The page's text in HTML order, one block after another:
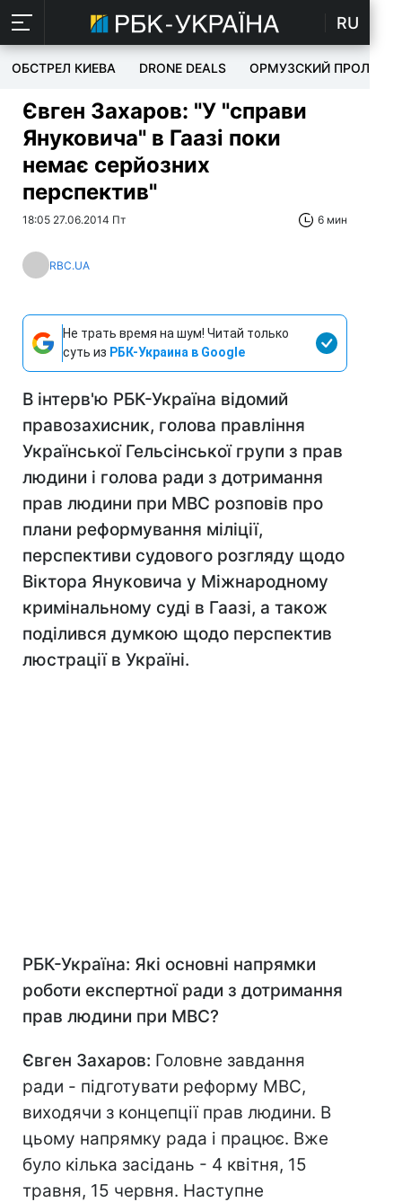
RU
ОБСТРЕЛ КИЕВА DRONE DEALS ОРМУЗСКИЙ ПРОЛИВ
Євген Захаров: "У "справи
Януковича" в Гаазі поки
немає серйозних
перспектив"
18:05 27.06.2014 Пт 6 мин
RBC.UA
Не трать время на шум! Читай только
суть из РБК-Украина в Google
В інтерв'ю РБК-Україна відомий
правозахисник, голова правління
Української Гельсінської групи з прав
людини і голова ради з дотримання
прав людини при МВС розповів про
плани реформування міліції,
перспективи судового розгляду щодо
Віктора Януковича у Міжнародному
кримінальному суді в Гаазі, а також
поділився думкою щодо перспектив
люстрації в Україні.
РБК-Україна: Які основні напрямки
роботи експертної ради з дотримання
прав людини при МВС?
Євген Захаров: Головне завдання
ради - підготувати реформу МВС,
виходячи з концепції прав людини. В
цьому напрямку рада і працює. Вже
було кілька засідань - 4 квітня, 15
травня, 15 червня. Наступне